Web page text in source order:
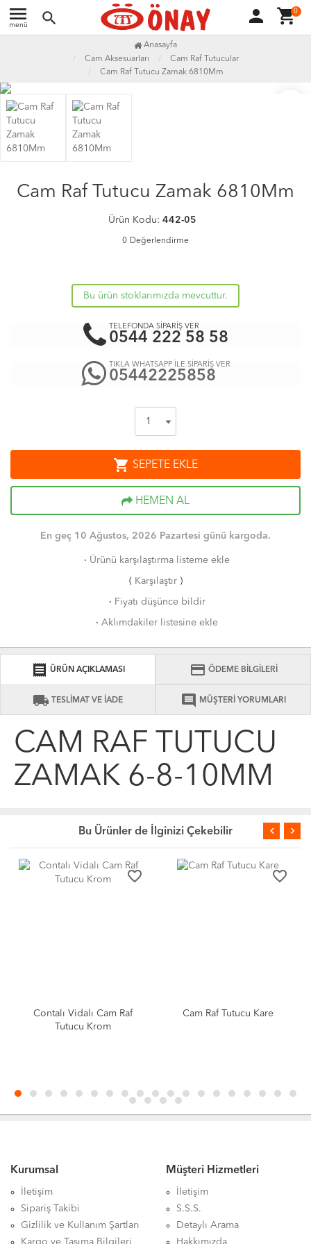
menu
menü search person shopping_cart0
Anasayfa
Cam Aksesuarları
Cam Raf Tutucular
Cam Raf Tutucu Zamak 6810Mm
Cam Raf Tutucu Zamak 6810Mm
Ürün Kodu: 442-05
0 Değerlendirme
Bu ürün stoklarımızda mevcuttur.
TELEFONDA SİPARİŞ VER
0544 222 58 58
TIKLA WHATSAPP İLE SİPARİŞ VER
05442225858
shopping_cart SEPETE EKLE
HEMEN AL
En geç 10 Ağustos, 2026 Pazartesi günü kargoda.
· Ürünü karşılaştırma listeme ekle
( Karşılaştır)
· Fiyatı düşünce bildir
· Aklımdakiler listesine ekle
receipt ÜRÜN AÇIKLAMASI credit_card ÖDEME BİLGİLERİ
local_shipping TESLİMAT VE İADE comment MÜŞTERİ YORUMLARI
CAM RAF TUTUCU
ZAMAK 6-8-10MM
Bu Ürünler de İlginizi Çekebilir
favorite_border
Contalı Vidalı Cam Raf
Tutucu Krom
favorite_border
Cam Raf Tutucu Kare
Kurumsal
İletişim
Sipariş Takibi
Gizlilik ve Kullanım Şartları
Kargo ve Taşıma Bilgileri
Müşteri Hizmetleri
İletişim
S.S.S.
Detaylı Arama
Hakkımızda